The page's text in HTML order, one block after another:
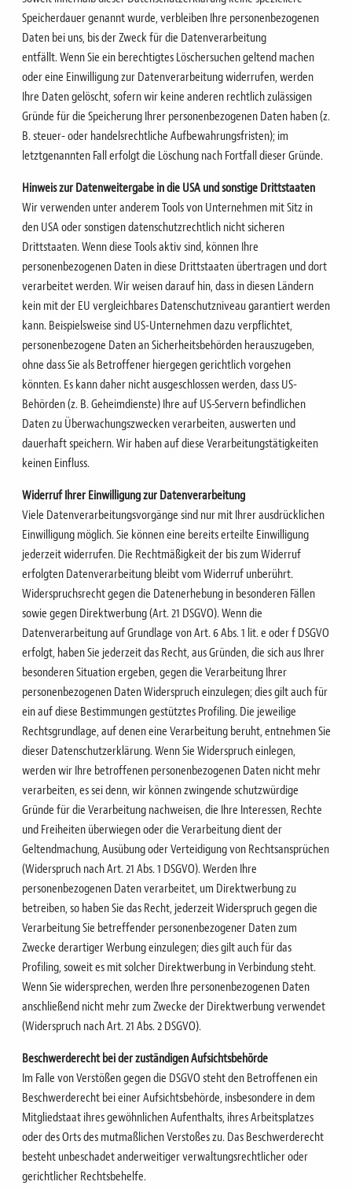
Speicherdauer genannt wurde, verbleiben Ihre personenbezogenen
Daten bei uns, bis der Zweck für die Datenverarbeitung
entfällt. Wenn Sie ein berechtigtes Löschersuchen geltend machen
oder eine Einwilligung zur Datenverarbeitung widerrufen, werden
Ihre Daten gelöscht, sofern wir keine anderen rechtlich zulässigen
Gründe für die Speicherung Ihrerpersonenbezogenen Daten haben (z.
B. steuer- oder handelsrechtliche Aufbewahrungsfristen); im
letztgenannten Fall erfolgt die Löschung nach Fortfall dieser Gründe.
Hinweis zur Datenweitergabe in die USA und sonstige Drittstaaten
Wir verwenden unter anderem Tools von Unternehmen mit Sitz in
den USA oder sonstigendatenschutzrechtlich nicht sicheren
Drittstaaten. Wenn diese Tools aktiv sind, können Ihre
personenbezogenen Daten in diese Drittstaaten übertragen und dort
verarbeitet werden. Wir weisen darauf hin, dass in diesen Ländern
kein mit der EU vergleichbares Datenschutzniveau garantiert werden
kann. Beispielsweise sind US-Unternehmen dazu verpflichtet,
personenbezogene Daten an Sicherheitsbehördenherauszugeben,
ohne dass Sie als Betroffener hiergegen gerichtlich vorgehen
könnten. Es kann daher nicht ausgeschlossen werden, dass US-
Behörden (z. B. Geheimdienste) Ihre auf US-Servern befindlichen
Daten zuÜberwachungszwecken verarbeiten, auswerten und
dauerhaft speichern. Wir haben auf diese Verarbeitungstätigkeiten
keinen Einfluss.
Widerruf Ihrer Einwilligung zur Datenverarbeitung
Viele Datenverarbeitungsvorgänge sind nur mit Ihrer ausdrücklichen
Einwilligung möglich. Sie können eine bereits erteilte Einwilligung
jederzeit widerrufen. Die Rechtmäßigkeit der bis zum Widerruf
erfolgtenDatenverarbeitung bleibt vom Widerruf unberührt.
Widerspruchsrecht gegen die Datenerhebung in besonderen Fällen
sowie gegen Direktwerbung (Art. 21 DSGVO). Wenn die
Datenverarbeitung auf Grundlage von Art. 6 Abs. 1 lit. e oder f DSGVO
erfolgt, haben Sie jederzeit das Recht, aus Gründen, die sich aus Ihrer
besonderen Situation ergeben, gegen die Verarbeitung Ihrer
personenbezogenen Daten Widerspruch einzulegen; dies gilt auch für
ein auf diese Bestimmungen gestütztes Profiling. Die jeweilige
Rechtsgrundlage, auf denen eine Verarbeitung beruht, entnehmen Sie
dieser Datenschutzerklärung. Wenn Sie Widerspruch einlegen,
werden wir Ihre betroffenen personenbezogenen Daten nicht mehr
verarbeiten, es sei denn, wir können zwingende schutzwürdige
Gründe für die Verarbeitung nachweisen, die Ihre Interessen, Rechte
und Freiheiten überwiegen oder die Verarbeitung dient der
Geltendmachung, Ausübung oder Verteidigung von Rechtsansprüchen
(Widerspruch nach Art. 21 Abs. 1 DSGVO). Werden Ihre
personenbezogenen Daten verarbeitet, um Direktwerbung zu
betreiben, so haben Sie das Recht, jederzeit Widerspruch gegen die
Verarbeitung Sie betreffender personenbezogener Daten zum
Zwecke derartiger Werbung einzulegen; dies gilt auch für das
Profiling, soweit es mit solcher Direktwerbung in Verbindung steht.
Wenn Sie widersprechen, werden Ihre personenbezogenen Daten
anschließend nicht mehr zum Zwecke der Direktwerbung verwendet
(Widerspruch nach Art. 21 Abs. 2 DSGVO).
Beschwerderecht bei der zuständigen Aufsichtsbehörde
Im Falle von Verstößen gegen die DSGVO steht den Betroffenen ein
Beschwerderecht bei einer Aufsichtsbehörde, insbesondere in dem
Mitgliedstaat ihres gewöhnlichen Aufenthalts, ihres Arbeitsplatzes
oder des Orts des mutmaßlichen Verstoßes zu. Das Beschwerderecht
besteht unbeschadet anderweitiger verwaltungsrechtlicher oder
gerichtlicher Rechtsbehelfe.